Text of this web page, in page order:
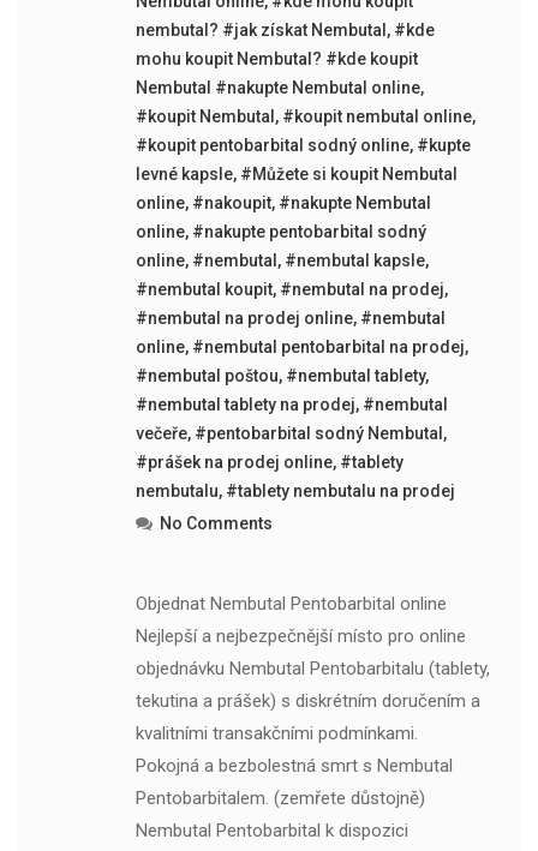
nembutal? #jak získat Nembutal , #kde
mohu koupit Nembutal? #kde koupit
Nembutal #nakupte Nembutal online,
#koupit Nembutal , #koupit nembutal online,
#koupit pentobarbital sodný online, #kupte
levné kapsle, #Můžete si koupit Nembutal
online, #nakoupit, #nakupte Nembutal
online, #nakupte pentobarbital sodný
online, #nembutal , #nembutal kapsle,
#nembutal koupit, #nembutal na prodej,
#nembutal na prodej online, #nembutal
online, #nembutal pentobarbital na prodej,
#nembutal poštou, #nembutal tablety,
#nembutal tablety na prodej, #nembutal
večeře, #pentobarbital sodný Nembutal ,
#prášek na prodej online, #tablety
nembutalu, #tablety nembutalu na prodej
No Comments
Objednat Nembutal Pentobarbital online
Nejlepší a nejbezpečnější místo pro online
objednávku Nembutal Pentobarbitalu (tablety,
tekutina a prášek) s diskrétním doručením a
kvalitními transakčními podmínkami.
Pokojná a bezbolestná smrt s Nembutal
Pentobarbitalem. (zemřete důstojně)
Nembutal Pentobarbital k dispozici